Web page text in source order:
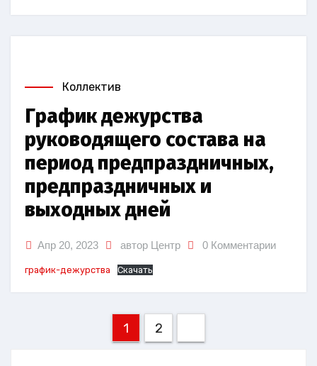
Коллектив
График дежурства
руководящего состава на
период предпраздничных,
предпраздничных и
выходных дней
Апр 20, 2023 автор Центр 0 Комментарии
график-дежурства Скачать
Пагинация
записей
1 2